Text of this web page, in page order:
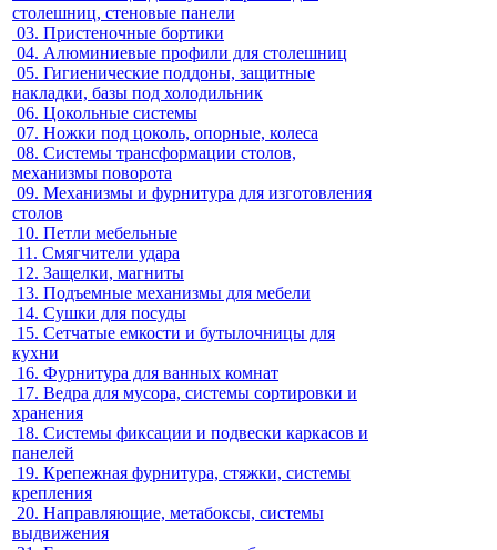
столешниц, стеновые панели
03. Пристеночные бортики
04. Алюминиевые профили для столешниц
05. Гигиенические поддоны, защитные
накладки, базы под холодильник
06. Цокольные системы
07. Ножки под цоколь, опорные, колеса
08. Системы трансформации столов,
механизмы поворота
09. Механизмы и фурнитура для изготовления
столов
10. Петли мебельные
11. Смягчители удара
12. Защелки, магниты
13. Подъемные механизмы для мебели
14. Сушки для посуды
15. Сетчатые емкости и бутылочницы для
кухни
16. Фурнитура для ванных комнат
17. Ведра для мусора, системы сортировки и
хранения
18. Системы фиксации и подвески каркасов и
панелей
19. Крепежная фурнитура, стяжки, системы
крепления
20. Направляющие, метабоксы, системы
выдвижения